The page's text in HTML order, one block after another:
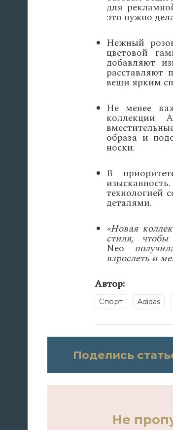
для
это нужно
Нежный
цветовой
добавляют
расставляют
вещи ярким
Не менее
коллекции
образа и
носки.
В
технологией
деталями.
«Новая
стиля,
Neo
взрослеть и
Автор:
Спорт Adidas
Поделись
Не